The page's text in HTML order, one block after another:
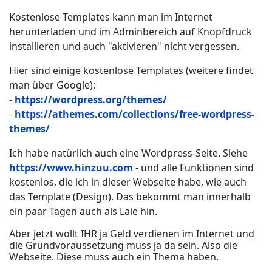
Kostenlose Templates kann man im Internet
herunterladen und im Adminbereich auf Knopfdruck
installieren und auch "aktivieren" nicht vergessen.
Hier sind einige kostenlose Templates (weitere findet
man über Google):
- https://wordpress.org/themes/
- https://athemes.com/collections/free-wordpress-
themes/
Ich habe natürlich auch eine Wordpress-Seite. Siehe
https://www.hinzuu.com - und alle Funktionen sind
kostenlos, die ich in dieser Webseite habe, wie auch
das Template (Design). Das bekommt man innerhalb
ein paar Tagen auch als Laie hin.
Aber jetzt wollt IHR ja Geld verdienen im Internet und
die Grundvoraussetzung muss ja da sein. Also die
Webseite. Diese muss auch ein Thema haben.